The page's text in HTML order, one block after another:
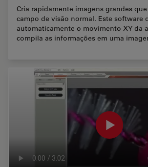
Cria rapidamente imagens grandes
campo de visão normal. Este software
automaticamente o movimento XY da
compila as informações em uma